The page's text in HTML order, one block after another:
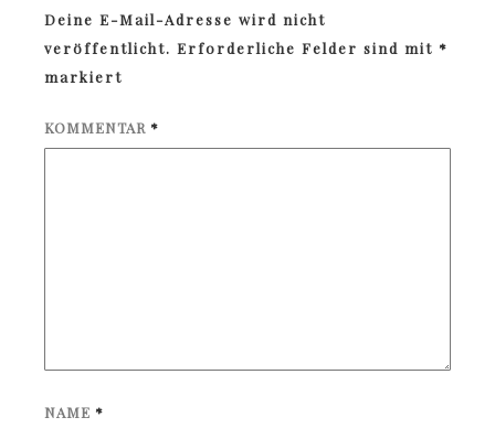
Deine E-Mail-Adresse wird nicht
veröffentlicht. Erforderliche Felder sind mit *
markiert
KOMMENTAR *
NAME *